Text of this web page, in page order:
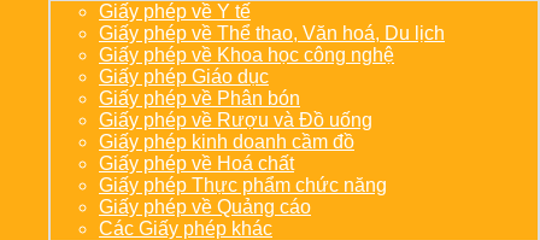
Giấy phép về Y tế
Giấy phép về Thể thao, Văn hoá, Du lịch
Giấy phép về Khoa học công nghệ
Giấy phép Giáo dục
Giấy phép về Phân bón
Giấy phép về Rượu và Đồ uống
Giấy phép kinh doanh cầm đồ
Giấy phép về Hoá chất
Giấy phép Thực phẩm chức năng
Giấy phép về Quảng cáo
Các Giấy phép khác